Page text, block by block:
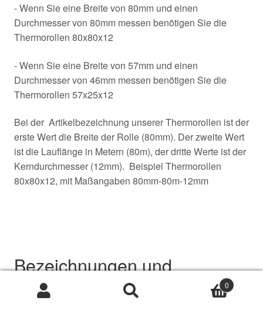
- Wenn Sie eine Breite von 80mm und einen
Durchmesser von 80mm messen benötigen Sie die
Thermorollen 80x80x12
- Wenn Sie eine Breite von 57mm und einen
Durchmesser von 46mm messen benötigen Sie die
Thermorollen 57x25x12
Bei der Artikelbezeichnung unserer Thermorollen ist der
erste Wert die Breite der Rolle (80mm). Der zweite Wert
ist die Lauflänge in Metern (80m), der dritte Werte ist der
Kerndurchmesser (12mm). Beispiel Thermorollen
80x80x12, mit Maßangaben 80mm-80m-12mm
Bezeichnungen und
klassifizierung von
0